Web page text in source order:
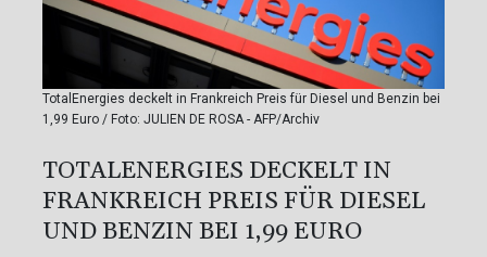
TotalEnergies deckelt in Frankreich Preis für Diesel und Benzin bei
1,99 Euro / Foto: JULIEN DE ROSA - AFP/Archiv
TOTALENERGIES DECKELT IN
FRANKREICH PREIS FÜR DIESEL
UND BENZIN BEI 1,99 EURO